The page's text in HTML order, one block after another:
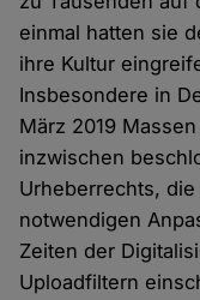
einmal hatten sie
ihre Kultur
Insbesondere in
März 2019
inzwischen
Urheberrechts,
notwendigen
Zeiten der
Uploadfiltern